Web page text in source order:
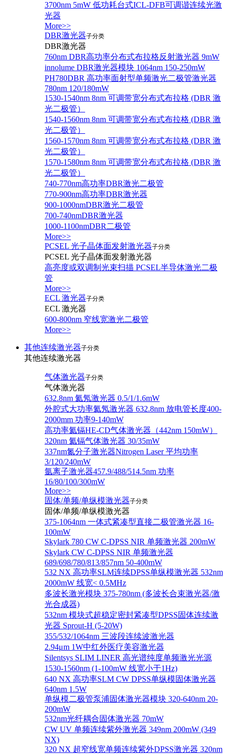
3700nm 5mW 低功耗台式ICL-DFB可调谐连续光激
光器
More>>
DBR激光器子分类
DBR激光器
760nm DBR高功率分布式布拉格反射激光器 9mW
innolume DBR激光器模块 1064nm 150-250mW
PH780DBR 高功率面射型单频激光二极管激光器
780nm 120/180mW
1530-1540nm 8nm 可调带宽分布式布拉格 (DBR 激
光二极管）
1540-1560nm 8nm 可调带宽分布式布拉格 (DBR 激
光二极管）
1560-1570nm 8nm 可调带宽分布式布拉格 (DBR 激
光二极管）
1570-1580nm 8nm 可调带宽分布式布拉格 (DBR 激
光二极管）
740-770nm高功率DBR激光二极管
770-900nm高功率DBR激光器
900-1000nmDBR激光二极管
700-740nmDBR激光器
1000-1100nmDBR二极管
More>>
PCSEL 光子晶体面发射激光器子分类
PCSEL 光子晶体面发射激光器
高亮度或双调制光束扫描 PCSEL半导体激光二极
管
More>>
ECL 激光器子分类
ECL 激光器
600-800nm 窄线宽激光二极管
More>>
其他连续激光器子分类
其他连续激光器
气体激光器子分类
气体激光器
632.8nm 氦氖激光器 0.5/1/1.6mW
外腔式大功率氦氖激光器 632.8nm 放电管长度400-
2000mm 功率9-140mW
高功率氦镉HE-CD气体激光器（442nm 150mW）
320nm 氦镉气体激光器 30/35mW
337nm氮分子激光器Nitrogen Laser 平均功率
3/120/240mW
氩离子激光器457.9/488/514.5nm 功率
16/80/100/300mW
More>>
固体/单频/单纵模激光器子分类
固体/单频/单纵模激光器
375-1064nm 一体式紧凑型直接二极管激光器 16-
100mW
Skylark 780 CW C-DPSS NIR 单频激光器 200mW
Skylark CW C-DPSS NIR 单频激光器
689/698/780/813/857nm 50-400mW
532 NX 高功率SLM连续DPSS单纵模激光器 532nm
2000mW 线宽< 0.5MHz
多波长激光模块 375-780nm (多波长合束激光器/激
光合成器)
532nm 模块式超稳定密封紧凑型DPSS固体连续激
光器 Sprout-H (5-20W)
355/532/1064nm 三波段连续波激光器
2.94μm 1W中红外医疗美容激光器
Silentsys SLIM LINER 高光谱纯度单频激光光源
1530-1560nm (1-100mW 线宽小于1Hz)
640 NX 高功率SLM CW DPSS单纵模固体激光器
640nm 1.5W
单纵模二极管泵浦固体激光器模块 320-640nm 20-
200mW
532nm光纤耦合固体激光器 70mW
CW UV 单频连续紫外激光器 349nm 200mW (349
NX)
320 NX 超窄线宽单频连续紫外DPSS激光器 320nm